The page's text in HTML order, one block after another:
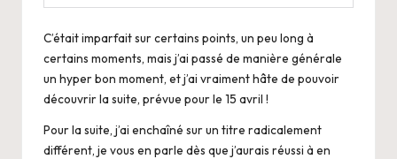
C’était imparfait sur certains points, un peu long à
certains moments, mais j’ai passé de manière générale
un hyper bon moment, et j’ai vraiment hâte de pouvoir
découvrir la suite, prévue pour le 15 avril !
Pour la suite, j’ai enchaîné sur un titre radicalement
différent, je vous en parle dès que j’aurais réussi à en